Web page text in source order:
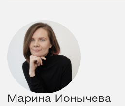
Марина Ионычева